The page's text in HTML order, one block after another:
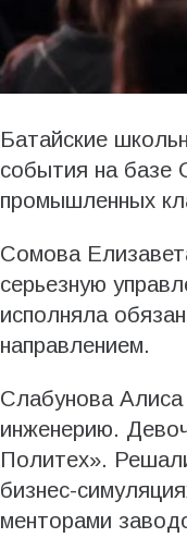
Батайские
события на
промышленных
Сомова
серьезную
исполняла
направлением.
Слабунова
инженерию.
Политех».
бизнес-
менторами